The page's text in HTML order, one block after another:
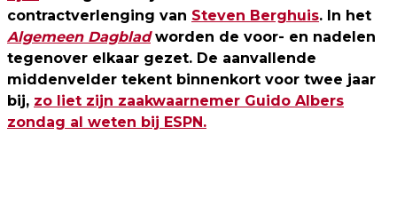
contractverlenging van Steven Berghuis. In het
Algemeen Dagblad worden de voor- en nadelen
tegenover elkaar gezet. De aanvallende
middenvelder tekent binnenkort voor twee jaar
bij, zo liet zijn zaakwaarnemer Guido Albers
zondag al weten bij ESPN.